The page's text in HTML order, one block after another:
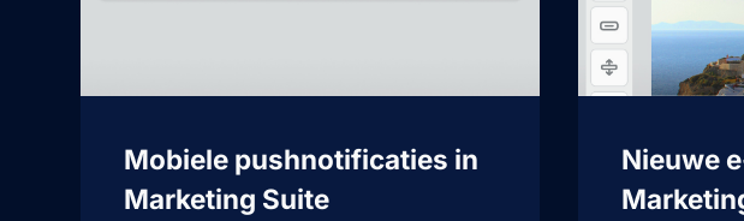
Mobiele pushnotificaties in
Marketing Suite
Nieuwe